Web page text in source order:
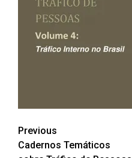
Post
navigation
Previous
Cadernos Temáticos